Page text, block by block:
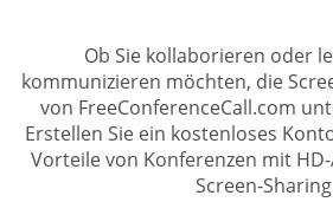
Ob Sie kollaborieren oder
kommunizieren möchten, die
von FreeConferenceCall.com
Erstellen Sie ein kostenloses
Vorteile von Konferenzen mit
Screen-